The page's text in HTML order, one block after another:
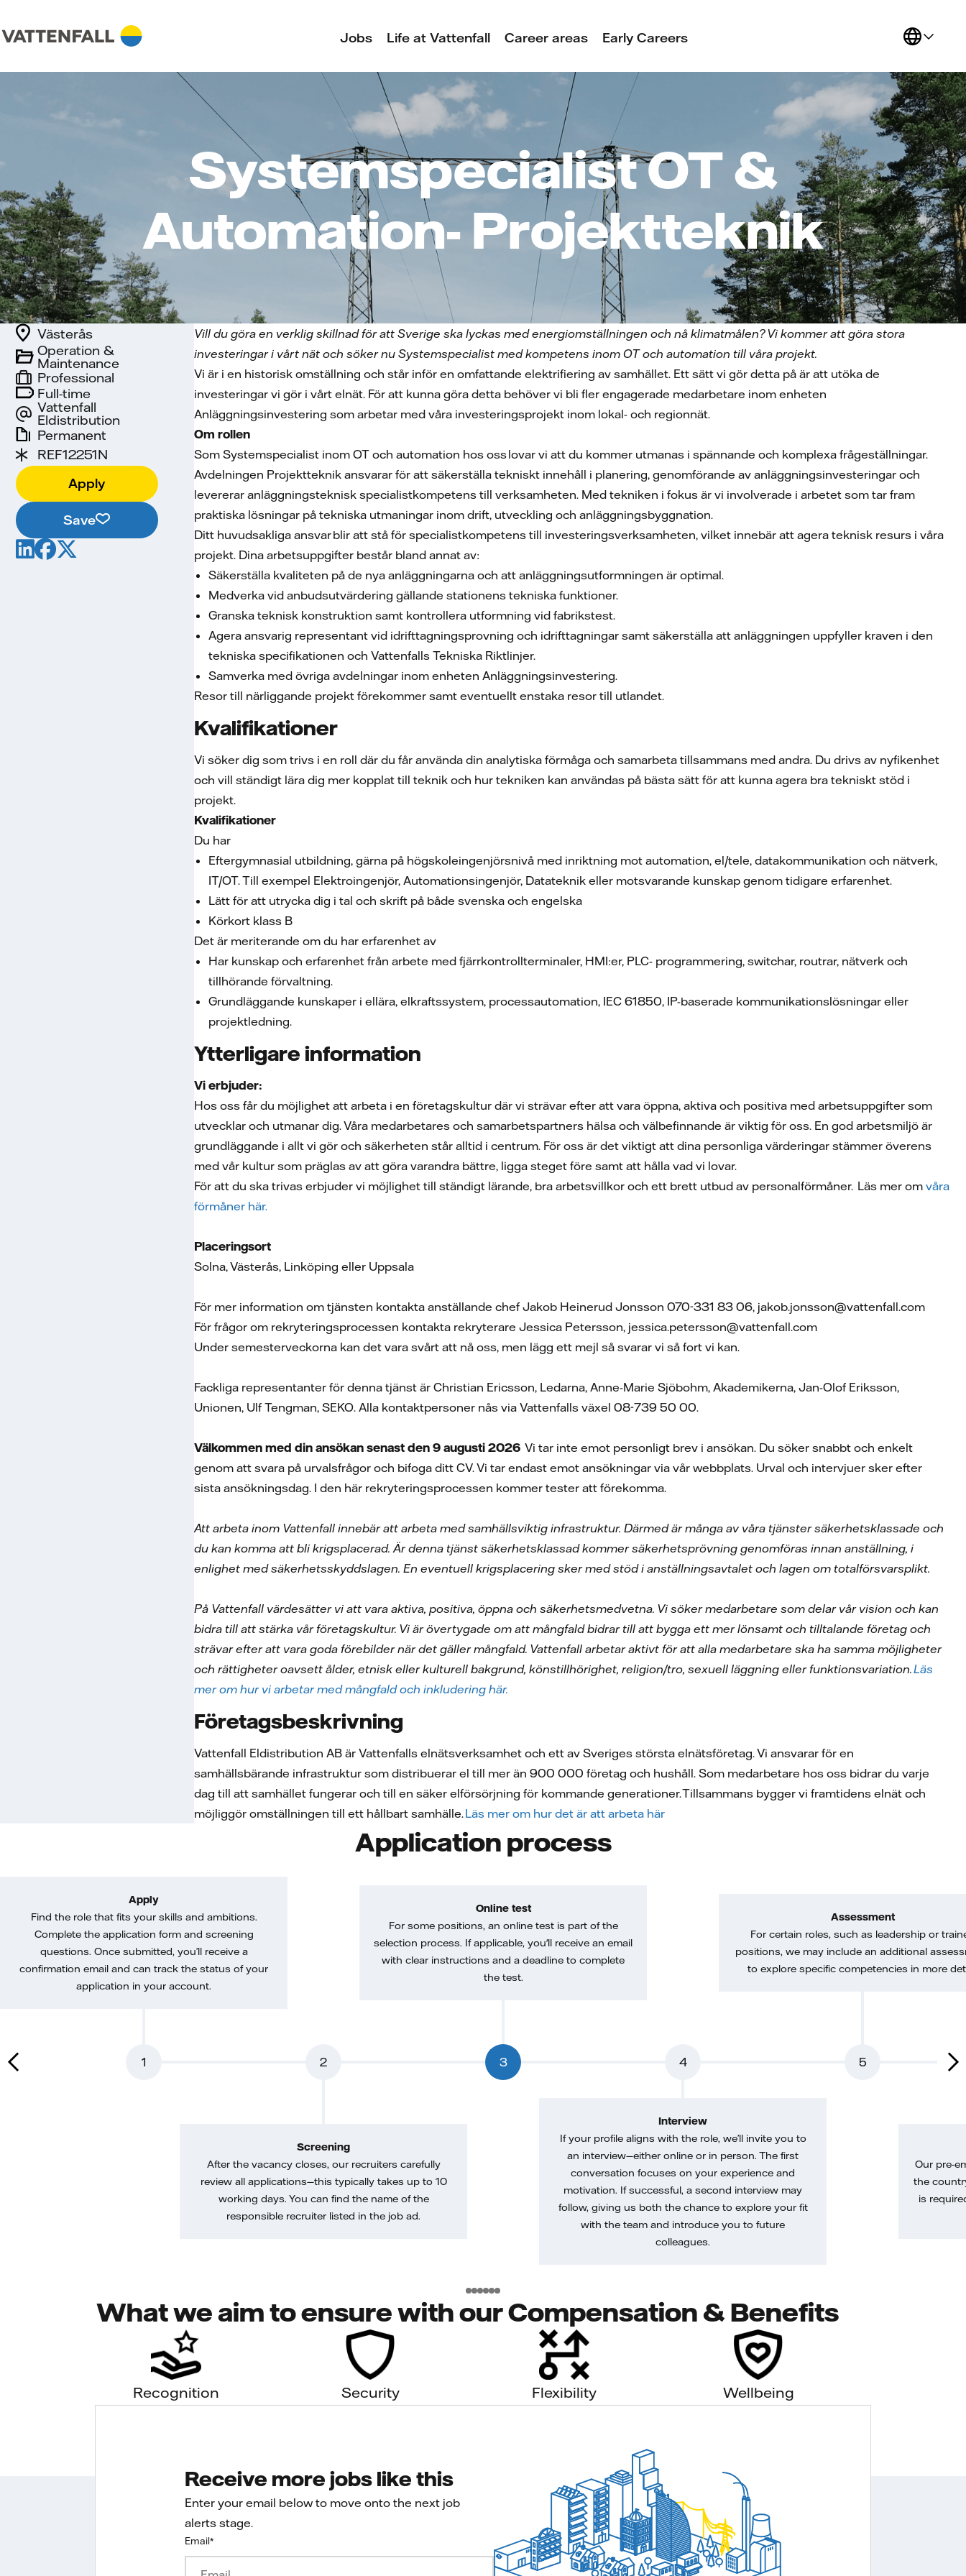
Jobs Life at Vattenfall Career areas Early Careers
Systemspecialist OT &
Automation- Projektteknik
Full-time
Vattenfall
Eldistribution
Västerås
Professional
Operation &
Maintenance
Permanent
REF12251N
Apply
Save
Vill du göra en verklig skillnad för att Sverige ska lyckas med energiomställningen och nå klimatmålen? Vi kommer att göra stora
investeringar i vårt nät och söker nu Systemspecialist med kompetens inom OT och automation till våra projekt.
Vi är i en historisk omställning och står inför en omfattande elektrifiering av samhället. Ett sätt vi gör detta på är att utöka de
investeringar vi gör i vårt elnät. För att kunna göra detta behöver vi bli fler engagerade medarbetare inom enheten
Anläggningsinvestering som arbetar med våra investeringsprojekt inom lokal- och regionnät.
Om rollen
Som Systemspecialist inom OT och automation hos oss lovar vi att du kommer utmanas i spännande och komplexa frågeställningar.
Avdelningen Projektteknik ansvarar för att säkerställa tekniskt innehåll i planering, genomförande av anläggningsinvesteringar och
levererar anläggningsteknisk specialistkompetens till verksamheten. Med tekniken i fokus är vi involverade i arbetet som tar fram
praktiska lösningar på tekniska utmaningar inom drift, utveckling och anläggningsbyggnation.
Ditt huvudsakliga ansvar blir att stå för specialistkompetens till investeringsverksamheten, vilket innebär att agera teknisk resurs i våra
projekt. Dina arbetsuppgifter består bland annat av:
Säkerställa kvaliteten på de nya anläggningarna och att anläggningsutformningen är optimal.
Medverka vid anbudsutvärdering gällande stationens tekniska funktioner.
Granska teknisk konstruktion samt kontrollera utformning vid fabrikstest.
Agera ansvarig representant vid idrifttagningsprovning och idrifttagningar samt säkerställa att anläggningen uppfyller kraven i den
tekniska specifikationen och Vattenfalls Tekniska Riktlinjer.
Samverka med övriga avdelningar inom enheten Anläggningsinvestering.
Resor till närliggande projekt förekommer samt eventuellt enstaka resor till utlandet.
Kvalifikationer
Vi söker dig som trivs i en roll där du får använda din analytiska förmåga och samarbeta tillsammans med andra. Du drivs av nyfikenhet
och vill ständigt lära dig mer kopplat till teknik och hur tekniken kan användas på bästa sätt för att kunna agera bra tekniskt stöd i
projekt.
Kvalifikationer
Du har
Eftergymnasial utbildning, gärna på högskoleingenjörsnivå med inriktning mot automation, el/tele, datakommunikation och nätverk,
IT/OT. Till exempel Elektroingenjör, Automationsingenjör, Datateknik eller motsvarande kunskap genom tidigare erfarenhet.
Lätt för att utrycka dig i tal och skrift på både svenska och engelska
Körkort klass B
Det är meriterande om du har erfarenhet av
Har kunskap och erfarenhet från arbete med fjärrkontrollterminaler, HMI:er, PLC- programmering, switchar, routrar, nätverk och
tillhörande förvaltning.
Grundläggande kunskaper i ellära, elkraftssystem, processautomation, IEC 61850, IP-baserade kommunikationslösningar eller
projektledning.
Ytterligare information
Vi erbjuder:
Hos oss får du möjlighet att arbeta i en företagskultur där vi strävar efter att vara öppna, aktiva och positiva med arbetsuppgifter som
utvecklar och utmanar dig. Våra medarbetares och samarbetspartners hälsa och välbefinnande är viktig för oss. En god arbetsmiljö är
grundläggande i allt vi gör och säkerheten står alltid i centrum. För oss är det viktigt att dina personliga värderingar stämmer överens
med vår kultur som präglas av att göra varandra bättre, ligga steget före samt att hålla vad vi lovar.
För att du ska trivas erbjuder vi möjlighet till ständigt lärande, bra arbetsvillkor och ett brett utbud av personalförmåner. Läs mer om våra
förmåner här.
Placeringsort
Solna, Västerås, Linköping eller Uppsala
För mer information om tjänsten kontakta anställande chef Jakob Heinerud Jonsson 070-331 83 06, jakob.jonsson@vattenfall.com
För frågor om rekryteringsprocessen kontakta rekryterare Jessica Petersson, jessica.petersson@vattenfall.com
Under semesterveckorna kan det vara svårt att nå oss, men lägg ett mejl så svarar vi så fort vi kan.
Fackliga representanter för denna tjänst är Christian Ericsson, Ledarna, Anne-Marie Sjöbohm, Akademikerna, Jan-Olof Eriksson,
Unionen, Ulf Tengman, SEKO. Alla kontaktpersoner nås via Vattenfalls växel 08-739 50 00.
Välkommen med din ansökan senast den 9 augusti 2026Vi tar inte emot personligt brev i ansökan. Du söker snabbt och enkelt
genom att svara på urvalsfrågor och bifoga ditt CV. Vi tar endast emot ansökningar via vår webbplats. Urval och intervjuer sker efter
sista ansökningsdag. I den här rekryteringsprocessen kommer tester att förekomma.
Att arbeta inom Vattenfall innebär att arbeta med samhällsviktig infrastruktur. Därmed är många av våra tjänster säkerhetsklassade och
du kan komma att bli krigsplacerad. Är denna tjänst säkerhetsklassad kommer säkerhetsprövning genomföras innan anställning, i
enlighet med säkerhetsskyddslagen. En eventuell krigsplacering sker med stöd i anställningsavtalet och lagen om totalförsvarsplikt.
På Vattenfall värdesätter vi att vara aktiva, positiva, öppna och säkerhetsmedvetna. Vi söker medarbetare som delar vår vision och kan
bidra till att stärka vår företagskultur. Vi är övertygade om att mångfald bidrar till att bygga ett mer lönsamt och tilltalande företag och
strävar efter att vara goda förebilder när det gäller mångfald. Vattenfall arbetar aktivt för att alla medarbetare ska ha samma möjligheter
och rättigheter oavsett ålder, etnisk eller kulturell bakgrund, könstillhörighet, religion/tro, sexuell läggning eller funktionsvariation.Läs
mer om hur vi arbetar med mångfald och inkludering här.
Företagsbeskrivning
Vattenfall Eldistribution AB är Vattenfalls elnätsverksamhet och ett av Sveriges största elnätsföretag. Vi ansvarar för en
samhällsbärande infrastruktur som distribuerar el till mer än 900 000 företag och hushåll. Som medarbetare hos oss bidrar du varje
dag till att samhället fungerar och till en säker elförsörjning för kommande generationer. Tillsammans bygger vi framtidens elnät och
möjliggör omställningen till ett hållbart samhälle.Läs mer om hur det är att arbeta här
Application process
1
Apply
Find the role that fits your skills and ambitions.
Complete the application form and screening
questions. Once submitted, you’ll receive a
confirmation email and can track the status of your
application in your account.
2
Screening
After the vacancy closes, our recruiters carefully
review all applications—this typically takes up to 10
working days. You can find the name of the
responsible recruiter listed in the job ad.
3
Online test
For some positions, an online test is part of the
selection process. If applicable, you'll receive an email
with clear instructions and a deadline to complete
the test.
4
Interview
If your profile aligns with the role, we’ll invite you to
an interview—either online or in person. The first
conversation focuses on your experience and
motivation. If successful, a second interview may
follow, giving us both the chance to explore your fit
with the team and introduce you to future
colleagues.
5
Assessment
For certain roles, such as leadership or
positions, we may include an additional
to explore specific competencies in more
Our pre-
the
is
What we aim to ensure with our Compensation & Benefits
Recognition Security Flexibility Wellbeing
Receive more jobs like this
Enter your email below to move onto the next job
alerts stage.
Email*